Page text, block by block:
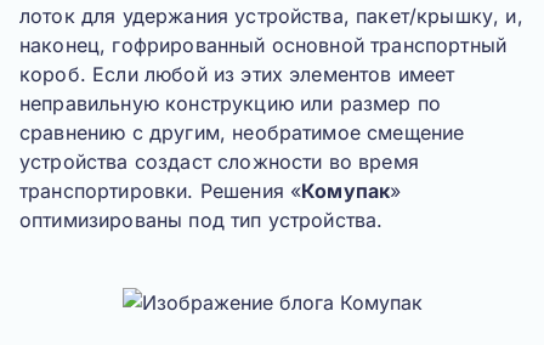
лоток для удержания устройства, пакет/крышку, и,
наконец, гофрированный основной транспортный
короб. Если любой из этих элементов имеет
неправильную конструкцию или размер по
сравнению с другим, необратимое смещение
устройства создаст сложности во время
транспортировки. Решения «Комупак»
оптимизированы под тип устройства.